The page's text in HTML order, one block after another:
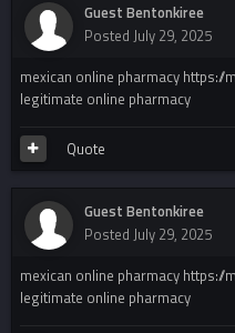
Guest Bentonkiree
Posted July 29, 2025
mexican online pharmacy
legitimate online pharmacy
Quote
Guest Bentonkiree
Posted July 29, 2025
mexican online pharmacy
legitimate online pharmacy